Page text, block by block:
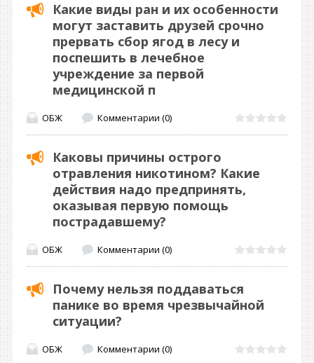
Какие виды ран и их особенности
могут заставить друзей срочно
прервать сбор ягод в лесу и
поспешить в лечебное
учреждение за первой
медицинской п
ОБЖ Комментарии (0)
Каковы причины острого
отравления никотином? Какие
действия надо предпринять,
оказывая первую помощь
пострадавшему?
ОБЖ Комментарии (0)
Почему нельзя поддаваться
панике во время чрезвычайной
ситуации?
ОБЖ Комментарии (0)